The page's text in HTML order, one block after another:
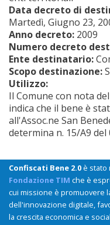
Data decreto di
Martedì, Giugno 23,
Anno decreto: 2009
Numero decreto
Ente destinatario:
Scopo destinazione:
Utilizzo:
Il Comune con nota
indica che il bene è
all'Assoc.ne San
determina n. 15/A9 del
Confiscati Bene 2.0è stato
Fondazione TIM che è
cui missione è promuovere
dell'innovazione digitale,
la crescita economica e